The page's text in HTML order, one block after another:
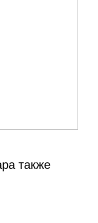
также